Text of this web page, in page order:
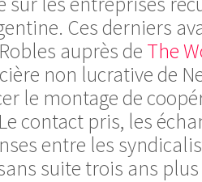
Ces derniers
auprès de The
non lucrative de
le montage de
contact pris, les
entre les
suite trois ans